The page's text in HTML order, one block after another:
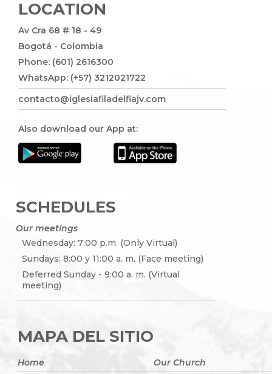
LOCATION
Av Cra 68 # 18 - 49
Bogotá - Colombia
Phone: (601) 2616300
WhatsApp: (+57) 3212021722
contacto@iglesiafiladelfiajv.com
Also download our App at:
SCHEDULES
Our meetings
Wednesday: 7:00 p.m. (Only Virtual)
Sundays: 8:00 y 11:00 a. m. (Face meeting)
Deferred Sunday - 9:00 a. m. (Virtual
meeting)
MAPA DEL SITIO
Home Our Church